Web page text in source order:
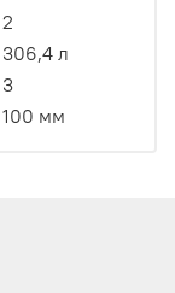
2
306,4 л
3
100 мм